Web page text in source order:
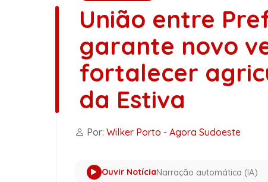
União entre
garante novo
fortalecer
da Estiva
Por: Wilker Porto - Agora Sudoeste
Ouvir NotíciaNarração automática (IA)